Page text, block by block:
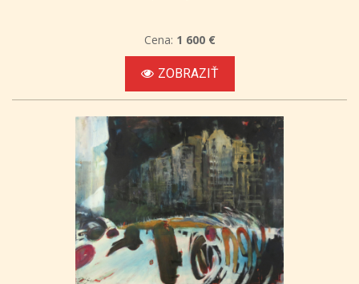
Cena: 1 600 €
ZOBRAZIŤ